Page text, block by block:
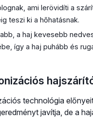
ami lerövidíti a
teszi ki a hőhatásnak.
a haj kevesebb
így a haj puhább és
technológia
javítja, de a